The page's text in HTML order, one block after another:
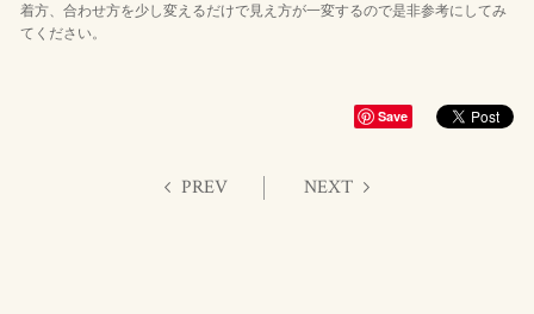
着方、合わせ方を少し変えるだけで見え方が一変するので是非参考にしてみ
てください。
Save
PREV NEXT